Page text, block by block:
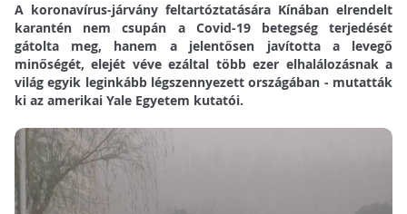
A koronavírus-járvány feltartóztatására Kínában elrendelt
karantén nem csupán a Covid-19 betegség terjedését
gátolta meg, hanem a jelentősen javította a levegő
minőségét, elejét véve ezáltal több ezer elhalálozásnak a
világ egyik leginkább légszennyezett országában - mutatták
ki az amerikai Yale Egyetem kutatói.